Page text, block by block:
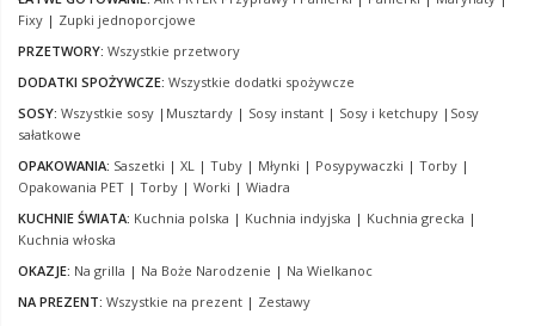
Fixy | Zupki jednoporcjowe
PRZETWORY: Wszystkie przetwory
DODATKI SPOŻYWCZE: Wszystkie dodatki spożywcze
SOSY: Wszystkie sosy | Musztardy | Sosy instant | Sosy i ketchupy | Sosy
sałatkowe
OPAKOWANIA: Saszetki | XL | Tuby | Młynki | Posypywaczki | Torby |
Opakowania PET | Torby | Worki | Wiadra
KUCHNIE ŚWIATA: Kuchnia polska | Kuchnia indyjska | Kuchnia grecka |
Kuchnia włoska
OKAZJE: Na grilla | Na Boże Narodzenie | Na Wielkanoc
NA PREZENT: Wszystkie na prezent | Zestawy